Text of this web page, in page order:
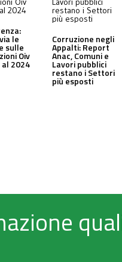
le
sulle
Oiv
2024
Corruzione negli
Appalti: Report
Anac, Comuni e
Lavori pubblici
restano i Settori
più esposti